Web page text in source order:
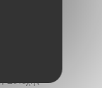
στο
μακριά,
Συνεχής